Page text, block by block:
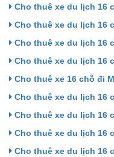
Cho thuê xe du lịch 16
Cho thuê xe du lịch 16
Cho thuê xe du lịch 16
Cho thuê xe du lịch 16
Cho thuê xe 16 chỗ đi
Cho thuê xe du lịch 16
Cho thuê xe du lịch 16
Cho thuê xe du lịch 16
Cho thuê xe du lịch 16